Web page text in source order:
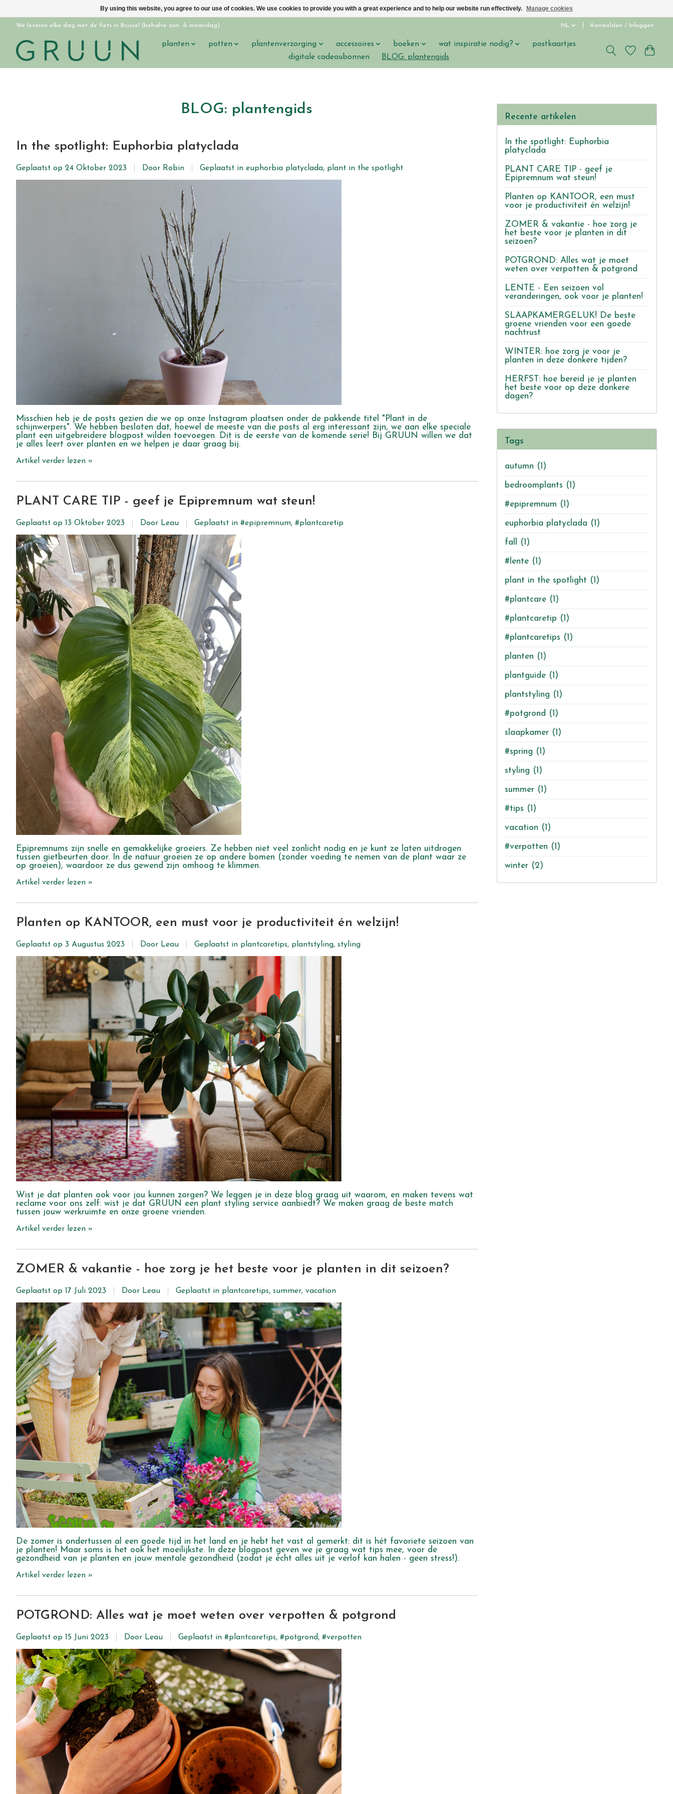
We leveren elke dag met de fiets in Brussel (behalve zon- & maandag) NL Aanmelden / Inloggen
planten potten plantenverzorging accessoires boeken wat inspiratie nodig?
postkaartjes
digitale cadeaubonnen
BLOG: plantengids
BLOG: plantengids
In the spotlight: Euphorbia platyclada
Geplaatst op 24 Oktober 2023 Door Robin Geplaatst in euphorbia platyclada, plant in the spotlight
Misschien heb je de posts gezien die we op onze Instagram plaatsen onder de pakkende titel "Plant in de
schijnwerpers". We hebben besloten dat, hoewel de meeste van die posts al erg interessant zijn, we aan elke speciale
plant een uitgebreidere blogpost wilden toevoegen. Dit is de eerste van de komende serie! Bij GRUUN willen we dat
je alles leert over planten en we helpen je daar graag bij.
Artikel verder lezen »
PLANT CARE TIP - geef je Epipremnum wat steun!
Geplaatst op 13 Oktober 2023 Door Leau Geplaatst in #epipremnum, #plantcaretip
Epipremnums zijn snelle en gemakkelijke groeiers. Ze hebben niet veel zonlicht nodig en je kunt ze laten uitdrogen
tussen gietbeurten door. In de natuur groeien ze op andere bomen (zonder voeding te nemen van de plant waar ze
op groeien), waardoor ze dus gewend zijn omhoog te klimmen.
Artikel verder lezen »
Planten op KANTOOR, een must voor je productiviteit én welzijn!
Geplaatst op 3 Augustus 2023 Door Leau Geplaatst in plantcaretips, plantstyling, styling
Wist je dat planten ook voor jou kunnen zorgen? We leggen je in deze blog graag uit waarom, en maken tevens wat
reclame voor ons zelf: wist je dat GRUUN een plant styling service aanbiedt? We maken graag de beste match
tussen jouw werkruimte en onze groene vrienden.
Artikel verder lezen »
ZOMER & vakantie - hoe zorg je het beste voor je planten in dit seizoen?
Geplaatst op 17 Juli 2023 Door Leau Geplaatst in plantcaretips, summer, vacation
De zomer is ondertussen al een goede tijd in het land en je hebt het vast al gemerkt: dit is hét favoriete seizoen van
je planten! Maar soms is het ook het moeilijkste. In deze blogpost geven we je graag wat tips mee, voor de
gezondheid van je planten en jouw mentale gezondheid (zodat je écht alles uit je verlof kan halen - geen stress!).
Artikel verder lezen »
POTGROND: Alles wat je moet weten over verpotten & potgrond
Geplaatst op 15 Juni 2023 Door Leau Geplaatst in #plantcaretips, #potgrond, #verpotten
Recente artikelen
In the spotlight: Euphorbia
platyclada
PLANT CARE TIP - geef je
Epipremnum wat steun!
Planten op KANTOOR, een must
voor je productiviteit én welzijn!
ZOMER & vakantie - hoe zorg je
het beste voor je planten in dit
seizoen?
POTGROND: Alles wat je moet
weten over verpotten & potgrond
LENTE - Een seizoen vol
veranderingen, ook voor je planten!
SLAAPKAMERGELUK! De beste
groene vrienden voor een goede
nachtrust
WINTER: hoe zorg je voor je
planten in deze donkere tijden?
HERFST: hoe bereid je je planten
het beste voor op deze donkere
dagen?
Tags
autumn (1)
bedroomplants (1)
#epipremnum (1)
euphorbia platyclada (1)
fall (1)
#lente (1)
plant in the spotlight (1)
#plantcare (1)
#plantcaretip (1)
#plantcaretips (1)
planten (1)
plantguide (1)
plantstyling (1)
#potgrond (1)
slaapkamer (1)
#spring (1)
styling (1)
summer (1)
#tips (1)
vacation (1)
#verpotten (1)
winter (2)
By using this website, you agree to our use of cookies. We use cookies to provide you with a great experience and to help our website run effectively. Manage cookies